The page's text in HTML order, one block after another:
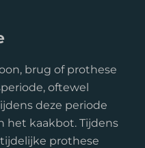
brug of prothese
oftewel
deze periode
het kaakbot. Tijdens
prothese